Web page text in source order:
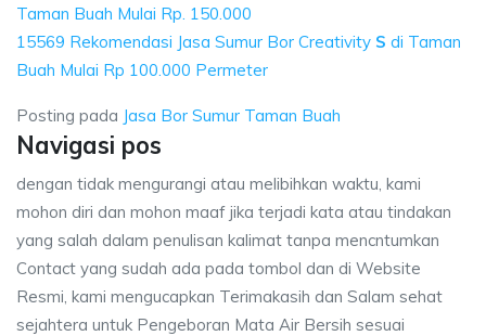
Taman Buah Mulai Rp. 150.000
15569 Rekomendasi Jasa Sumur Bor Creativity S di Taman
Buah Mulai Rp 100.000 Permeter
Posting pada Jasa Bor Sumur Taman Buah
Navigasi pos
dengan tidak mengurangi atau melibihkan waktu, kami
mohon diri dan mohon maaf jika terjadi kata atau tindakan
yang salah dalam penulisan kalimat tanpa mencntumkan
Contact yang sudah ada pada tombol dan di Website
Resmi, kami mengucapkan Terimakasih dan Salam sehat
sejahtera untuk Pengeboran Mata Air Bersih sesuai